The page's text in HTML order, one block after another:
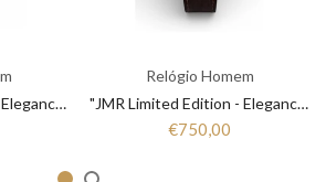
"JMR Limited Edition - Elegance that Marks Time"
Relógio Homem
"JMR Limited Edition - Elegance that Marks Time"
€750,00